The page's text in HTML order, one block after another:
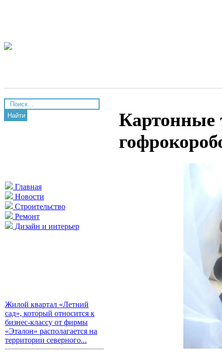
Найти
Главная
Новости
Строительство
Ремонт
Дизайн и интерьер
Жилой квартал «Летний
сад», который относится к
бизнес-классу от фирмы
«Эталон» располагается на
территории северного...
Картонные